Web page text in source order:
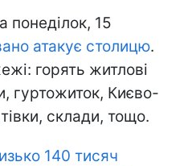
понеділок, 15
атакує столицю.
горять житлові
гуртожиток, Києво-
склади, тощо.
140 тисяч